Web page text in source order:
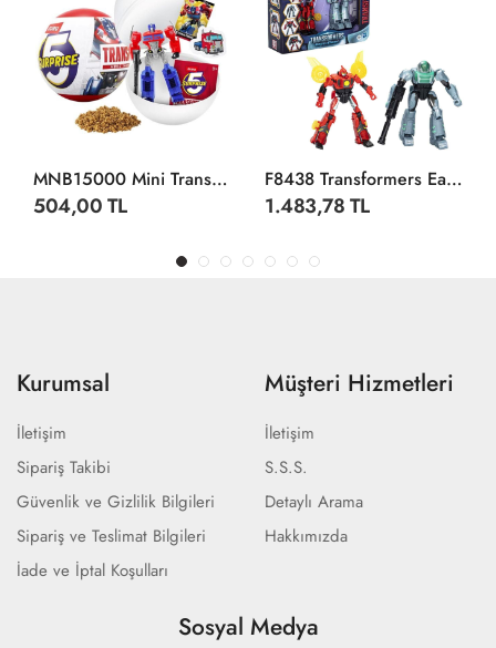
MNB15000 Mini Transformers - 77687GQ2
504,00 TL
F8438 Transformers Earthspark Combiner Figür
1.483,78 TL
Kurumsal
İletişim
Sipariş Takibi
Güvenlik ve Gizlilik Bilgileri
Sipariş ve Teslimat Bilgileri
İade ve İptal Koşulları
Müşteri Hizmetleri
İletişim
S.S.S.
Detaylı Arama
Hakkımızda
Sosyal Medya